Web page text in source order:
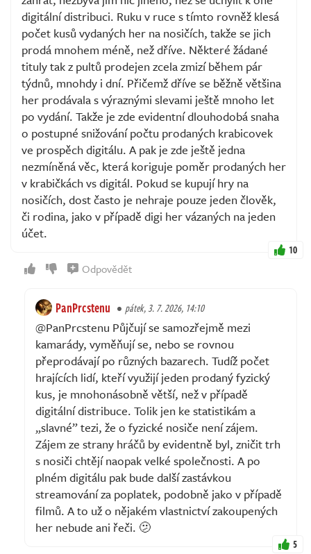
digitální distribuci. Ruku v ruce s tímto rovněž klesá
počet kusů vydaných her na nosičích, takže se jich
prodá mnohem méně, než dříve. Některé žádané
tituly tak z pultů prodejen zcela zmizí během pár
týdnů, mnohdy i dní. Přičemž dříve se běžně většina
her prodávala s výraznými slevami ještě mnoho let
po vydání. Takže je zde evidentní dlouhodobá snaha
o postupné snižování počtu prodaných krabicovek
ve prospěch digitálu. A pak je zde ještě jedna
nezmíněná věc, která koriguje poměr prodaných her
v krabičkách vs digitál. Pokud se kupují hry na
nosičích, dost často je nehraje pouze jeden člověk,
či rodina, jako v případě digi her vázaných na jeden
účet.
10
Odpovědět
PanPrcstenu pátek, 3. 7. 2026, 14:10
@PanPrcstenu Půjčují se samozřejmě mezi
kamarády, vyměňují se, nebo se rovnou
přeprodávají po různých bazarech. Tudíž počet
hrajících lidí, kteří využijí jeden prodaný fyzický
kus, je mnohonásobně větší, než v případě
digitální distribuce. Tolik jen ke statistikám a
„slavné” tezi, že o fyzické nosiče není zájem.
Zájem ze strany hráčů by evidentně byl, zničit trh
s nosiči chtějí naopak velké společnosti. A po
plném digitálu pak bude další zastávkou
streamování za poplatek, podobně jako v případě
filmů. A to už o nějakém vlastnictví zakoupených
her nebude ani řeči. 🫤
5